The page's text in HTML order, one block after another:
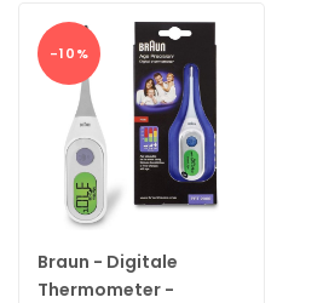
-10%
Braun - Digitale
Thermometer -